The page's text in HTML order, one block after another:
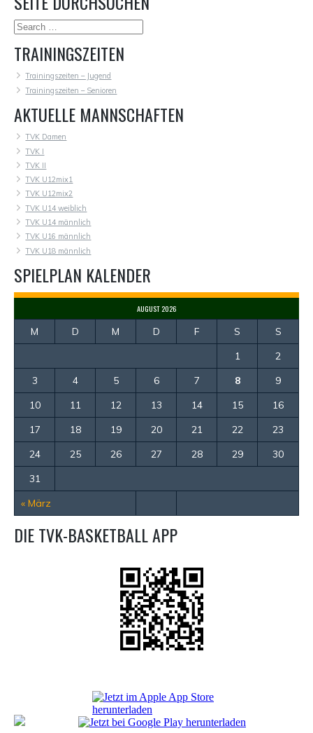
TRAININGSZEITEN
Trainingszeiten – Jugend
Trainingszeiten – Senioren
AKTUELLE MANNSCHAFTEN
TVK Damen
TVK I
TVK II
TVK U12mix1
TVK U12mix2
TVK U14 weiblich
TVK U14 männlich
TVK U16 männlich
TVK U18 männlich
SPIELPLAN KALENDER
AUGUST 2026
M D M D F S S
« März
1
2
3
4 5 6 7 8
9
10
11 12 13 14 15
16
17
18 19 20 21 22
23
24
25 26 27 28 29
30
31
DIE TVK-BASKETBALL APP